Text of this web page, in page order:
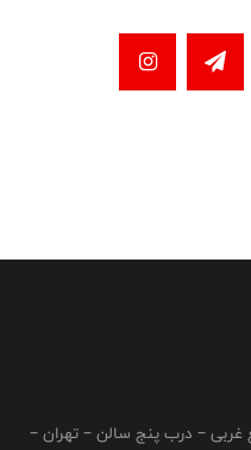
غربی – درب پنج سالن – تهران –